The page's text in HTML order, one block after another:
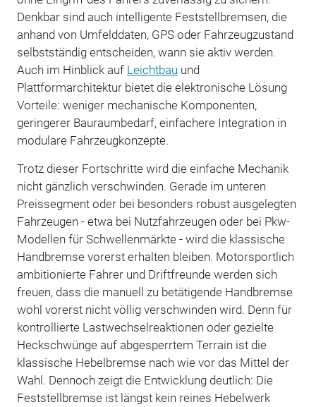
Denkbar sind auch intelligente Feststellbremsen, die
anhand von Umfelddaten, GPS oder Fahrzeugzustand
selbstständig entscheiden, wann sie aktiv werden.
Auch im Hinblick auf Leichtbau und
Plattformarchitektur bietet die elektronische Lösung
Vorteile: weniger mechanische Komponenten,
geringerer Bauraumbedarf, einfachere Integration in
modulare Fahrzeugkonzepte.
Trotz dieser Fortschritte wird die einfache Mechanik
nicht gänzlich verschwinden. Gerade im unteren
Preissegment oder bei besonders robust ausgelegten
Fahrzeugen - etwa bei Nutzfahrzeugen oder bei Pkw-
Modellen für Schwellenmärkte - wird die klassische
Handbremse vorerst erhalten bleiben. Motorsportlich
ambitionierte Fahrer und Driftfreunde werden sich
freuen, dass die manuell zu betätigende Handbremse
wohl vorerst nicht völlig verschwinden wird. Denn für
kontrollierte Lastwechselreaktionen oder gezielte
Heckschwünge auf abgesperrtem Terrain ist die
klassische Hebelbremse nach wie vor das Mittel der
Wahl. Dennoch zeigt die Entwicklung deutlich: Die
Feststellbremse ist längst kein reines Hebelwerk